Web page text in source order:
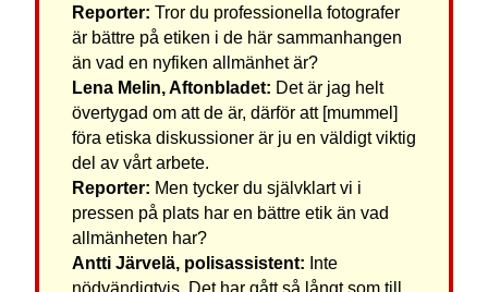
Reporter: Tror du professionella fotografer
är bättre på etiken i de här sammanhangen
än vad en nyfiken allmänhet är?
Lena Melin, Aftonbladet: Det är jag helt
övertygad om att de är, därför att [mummel]
föra etiska diskussioner är ju en väldigt viktig
del av vårt arbete.
Reporter: Men tycker du självklart vi i
pressen på plats har en bättre etik än vad
allmänheten har?
Antti Järvelä, polisassistent: Inte
nödvändigtvis. Det har gått så långt som till